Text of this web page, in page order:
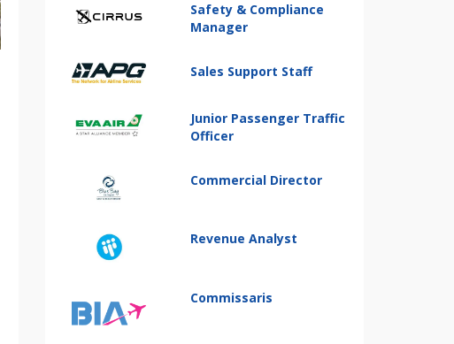
Safety & Compliance
Manager
Sales Support Staff
Junior Passenger Traffic
Officer
Commercial Director
Revenue Analyst
Commissaris